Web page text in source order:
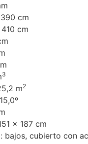
cm
cm
3
m2
x 187 cm
bajos, cubierto con